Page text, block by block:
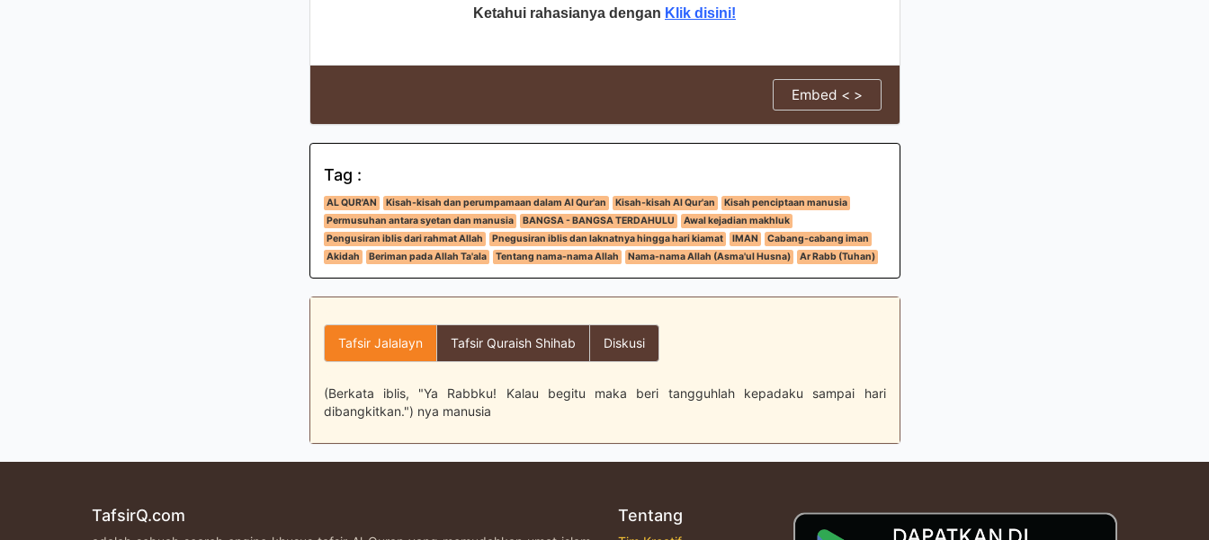
Ketahui rahasianya dengan Klik disini!
Embed < >
Tag :
AL QUR'AN Kisah-kisah dan perumpamaan dalam Al Qur'an Kisah-kisah Al Qur'an
Kisah penciptaan manusia
Permusuhan antara syetan dan manusia
BANGSA - BANGSA TERDAHULU
Awal kejadian makhluk
Pengusiran iblis dari rahmat Allah
Pnegusiran iblis dan laknatnya hingga hari kiamat IMAN
Cabang-cabang iman
Akidah
Beriman pada Allah Ta'ala Tentang nama-nama Allah Nama-nama Allah (Asma'ul Husna) Ar Rabb (Tuhan)
Tafsir Jalalayn Tafsir Quraish Shihab Diskusi
(Berkata iblis, "Ya Rabbku! Kalau begitu maka beri tangguhlah kepadaku sampai hari
dibangkitkan.") nya manusia
TafsirQ.com Tentang